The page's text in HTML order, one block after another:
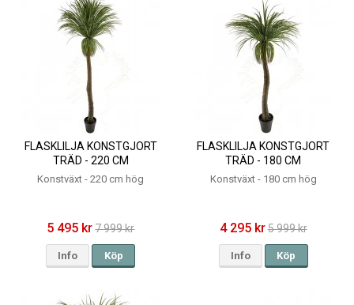
FLASKLILJA KONSTGJORT
TRÄD - 220 CM
Konstväxt - 220 cm hög
5 495 kr 7 999 kr
Info Köp
FLASKLILJA KONSTGJORT
TRÄD - 180 CM
Konstväxt - 180 cm hög
4 295 kr5 999 kr
Info Köp